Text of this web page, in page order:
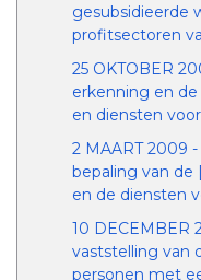
gesubsidieerde
profitsectoren
25 OKTOBER
erkenning en
en diensten
2 MAART 2009
bepaling van de
en de diensten
10 DECEMBER
vaststelling van
personen met